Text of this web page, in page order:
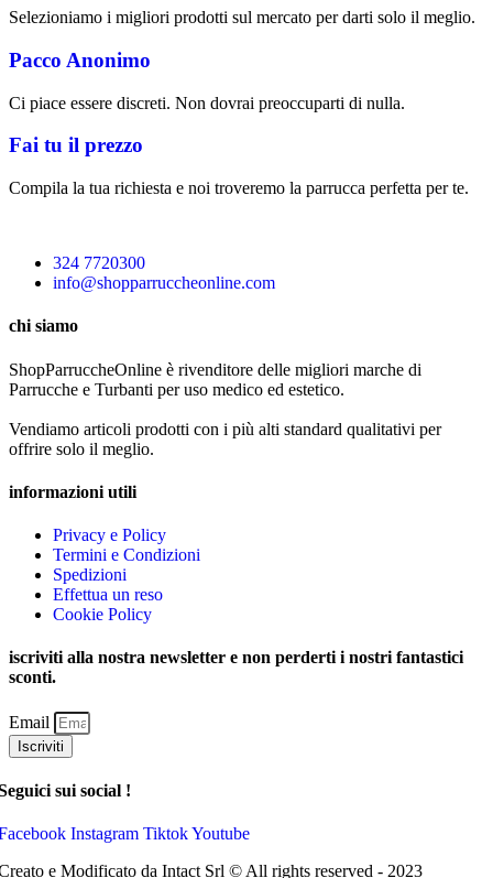
Selezioniamo i migliori prodotti sul mercato per darti solo il meglio.
Pacco Anonimo
Ci piace essere discreti. Non dovrai preoccuparti di nulla.
Fai tu il prezzo
Compila la tua richiesta e noi troveremo la parrucca perfetta per te.
324 7720300
info@shopparruccheonline.com
chi siamo
ShopParruccheOnline è rivenditore delle migliori marche di
Parrucche e Turbanti per uso medico ed estetico.
Vendiamo articoli prodotti con i più alti standard qualitativi per
offrire solo il meglio.
informazioni utili
Privacy e Policy
Termini e Condizioni
Spedizioni
Effettua un reso
Cookie Policy
iscriviti alla nostra newsletter e non perderti i nostri fantastici
sconti.
Email
Iscriviti
sui social !
Instagram TiktokYoutube
e Modificato da Intact Srl © All rights reserved - 2023